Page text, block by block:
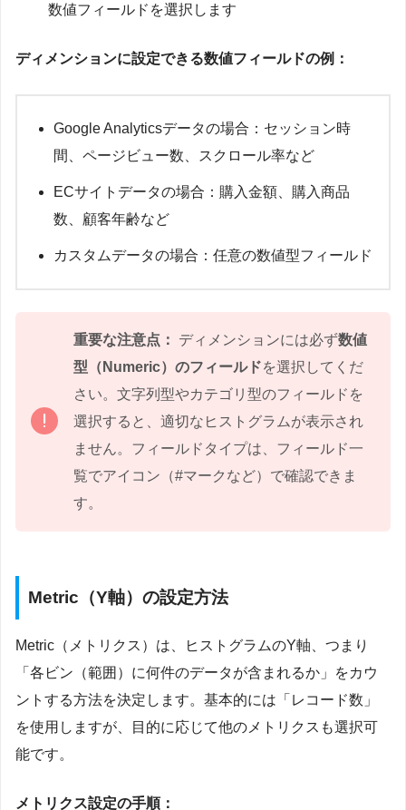
数値フィールドを選択します
ディメンションに設定できる数値フィールドの例：
Google Analyticsデータの場合：セッション時
間、ページビュー数、スクロール率など
ECサイトデータの場合：購入金額、購入商品
数、顧客年齢など
カスタムデータの場合：任意の数値型フィールド
重要な注意点： ディメンションには必ず数値
型（Numeric）のフィールドを選択してくだ
さい。文字列型やカテゴリ型のフィールドを
選択すると、適切なヒストグラムが表示され
ません。フィールドタイプは、フィールド一
覧でアイコン（#マークなど）で確認できま
す。
Metric（Y軸）の設定方法
Metric（メトリクス）は、ヒストグラムのY軸、つまり
「各ビン（範囲）に何件のデータが含まれるか」をカウ
ントする方法を決定します。基本的には「レコード数」
を使用しますが、目的に応じて他のメトリクスも選択可
能です。
メトリクス設定の手順：